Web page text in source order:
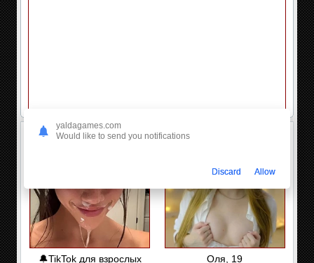
🔔TikTok для взрослых Оля, 19
yaldagames.com
Would like to send you notifications
Discard Allow